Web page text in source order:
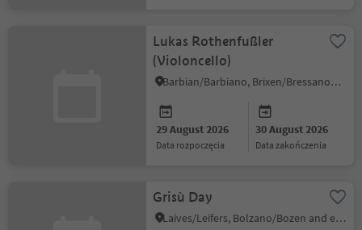
Lukas Rothenfußler
(Violoncello)
Barbian/Barbiano, Brixen/Bressanone and environs
29 August 2026
data rozpoczęcia
30 August 2026
data zakończenia
Grisù Day
Laives/Leifers, Bolzano/Bozen and environs